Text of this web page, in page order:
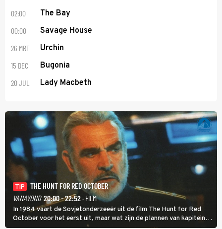
02:00 The Bay
00:00 Savage House
26 MRT Urchin
15 DEC Bugonia
20 JUL Lady Macbeth
TIP
THE HUNT FOR RED OCTOBER
VANAVOND 20:00 - 22:52· FILM
In 1984 vaart de Sovjetonderzeeër uit de film The Hunt for Red
October voor het eerst uit, maar wat zijn de plannen van kapitein
Marko Ramius?